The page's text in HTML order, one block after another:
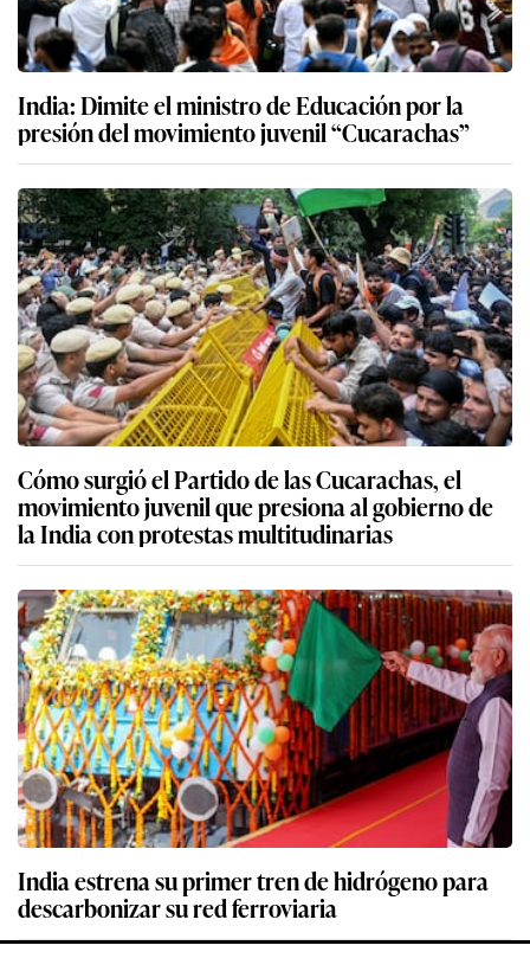
India: Dimite el ministro de Educación por la
presión del movimiento juvenil “Cucarachas”
Cómo surgió el Partido de las Cucarachas, el
movimiento juvenil que presiona al gobierno de
la India con protestas multitudinarias
India estrena su primer tren de hidrógeno para
descarbonizar su red ferroviaria